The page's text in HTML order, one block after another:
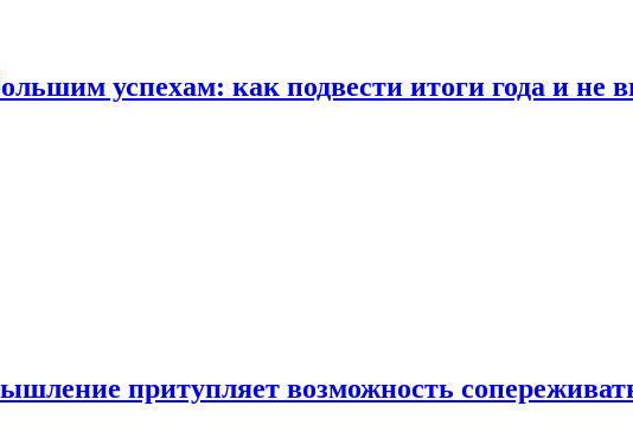
успехам: как подвести итоги года и не
притупляет возможность